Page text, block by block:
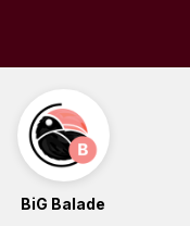
BiG Balade